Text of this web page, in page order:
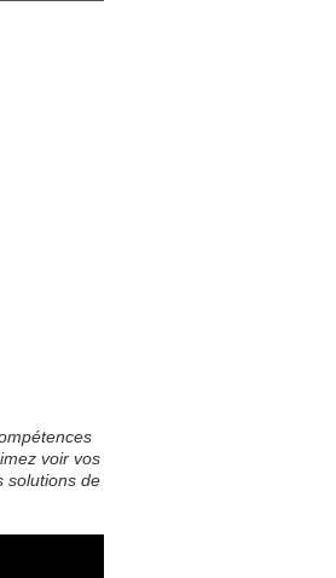
voir vos
solutions de